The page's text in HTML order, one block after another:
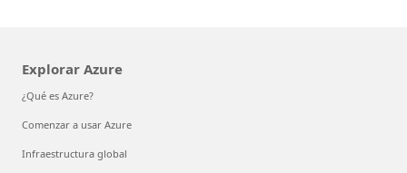
Explorar Azure
¿Qué es Azure?
Comenzar a usar Azure
Infraestructura global